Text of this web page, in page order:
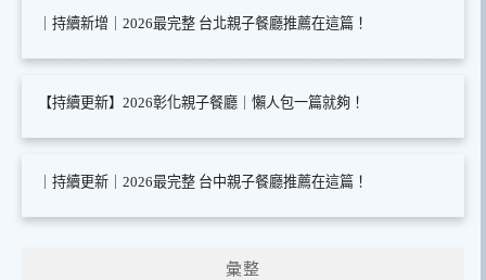
｜持續新增｜2026最完整 台北親子餐廳推薦在這篇！
【持續更新】2026彰化親子餐廳｜懶人包一篇就夠！
｜持續更新｜2026最完整 台中親子餐廳推薦在這篇！
彙整